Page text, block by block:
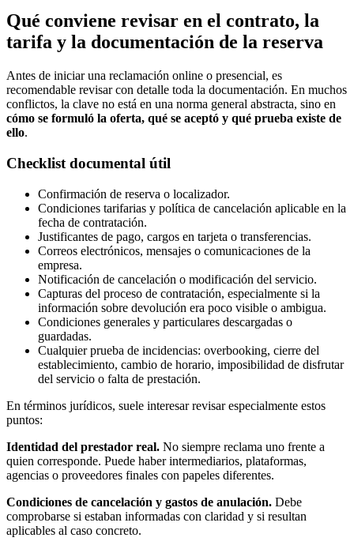
Qué conviene revisar en el contrato, la
tarifa y la documentación de la reserva
Antes de iniciar una reclamación online o presencial, es
recomendable revisar con detalle toda la documentación. En muchos
conflictos, la clave no está en una norma general abstracta, sino en
cómo se formuló la oferta, qué se aceptó y qué prueba existe de
ello.
Checklist documental útil
Confirmación de reserva o localizador.
Condiciones tarifarias y política de cancelación aplicable en la
fecha de contratación.
Justificantes de pago, cargos en tarjeta o transferencias.
Correos electrónicos, mensajes o comunicaciones de la
empresa.
Notificación de cancelación o modificación del servicio.
Capturas del proceso de contratación, especialmente si la
información sobre devolución era poco visible o ambigua.
Condiciones generales y particulares descargadas o
guardadas.
Cualquier prueba de incidencias: overbooking, cierre del
establecimiento, cambio de horario, imposibilidad de disfrutar
del servicio o falta de prestación.
En términos jurídicos, suele interesar revisar especialmente estos
puntos:
Identidad del prestador real. No siempre reclama uno frente a
quien corresponde. Puede haber intermediarios, plataformas,
agencias o proveedores finales con papeles diferentes.
Condiciones de cancelación y gastos de anulación. Debe
comprobarse si estaban informadas con claridad y si resultan
aplicables al caso concreto.